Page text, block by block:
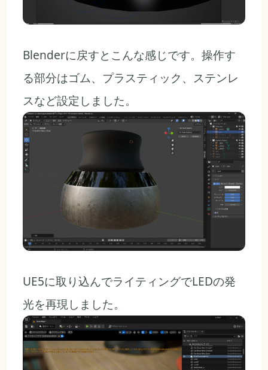
Blenderに戻すとこんな感じです。操作す
る部分はゴム、プラスティック、ステンレ
スなど設定しました。
UE5に取り込んでライティングでLEDの発
光を再現しました。